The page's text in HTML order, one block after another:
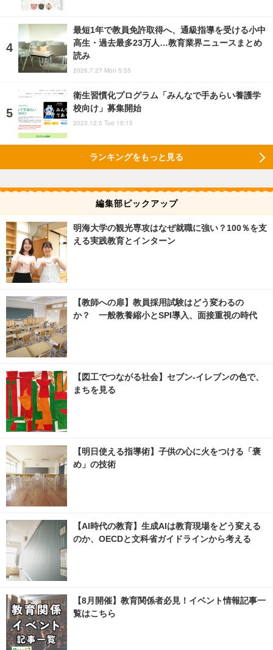
最短1年で教員免許取得へ、通級指導を受ける小中
高生・過去最多23万人…教育業界ニュースまとめ
読み
2026.7.27 Mon 5:55
衛生習慣化プログラム「みんなで手あらい養護学
校向け」募集開始
2023.12.5 Tue 15:15
ランキングをもっと見る
編集部ピックアップ
明海大学の観光専攻はなぜ就職に強い？100％を支
える実践教育とインターン
【教師への扉】教員採用試験はどう変わるの
か？ 一般教養縮小とSPI導入、面接重視の時代
【図工でつながる社会】セブン‐イレブンの色で、
まちを見る
【明日使える指導術】子供の心に火をつける「褒
め」の技術
【AI時代の教育】生成AIは教育現場をどう変える
のか、OECDと文科省ガイドラインから考える
【8月開催】教育関係者必見！イベント情報記事一
覧はこちら